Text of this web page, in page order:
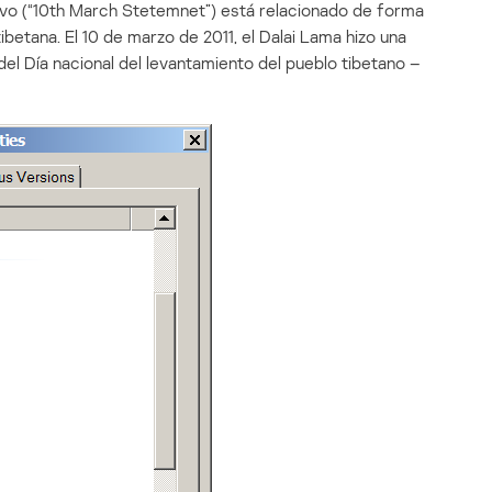
(“10th March Stetemnet”) está relacionado de forma
El 10 de marzo de 2011, el Dalai Lama hizo una
Día nacional del levantamiento del pueblo tibetano –